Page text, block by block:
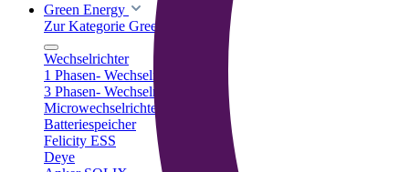
Green Energy
Zur Kategorie Green Energy
Wechselrichter
1 Phasen- Wechselrichter
3 Phasen- Wechselrichter
Microwechselrichter
Batteriespeicher
Felicity ESS
Deye